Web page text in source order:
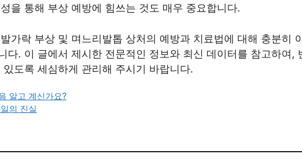
을 통해 부상 예방에 힘쓰는 것도 매우 중요합니다.
가락 부상 및 며느리발톱 상처의 예방과 치료법에 대해 충분히
다. 이 글에서 제시한 전문적인 정보와 최신 데이터를 참고하여,
도록 세심하게 관리해 주시기 바랍니다.
알고 계신가요?
의 진실